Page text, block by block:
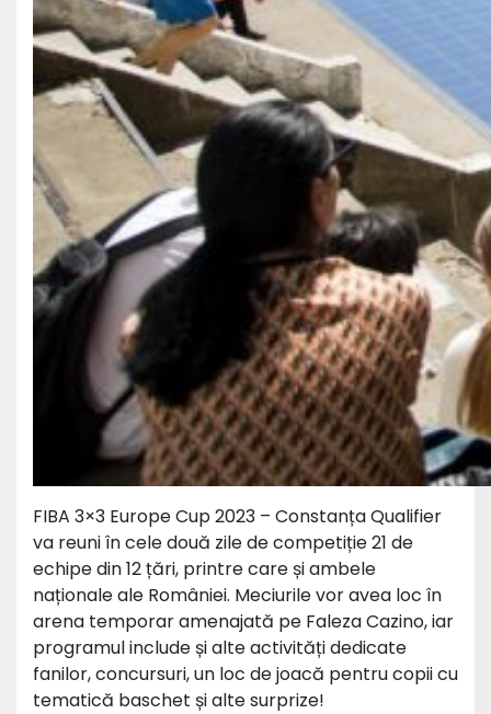
FIBA 3×3 Europe Cup 2023 – Constanța Qualifier
va reuni în cele două zile de competiție 21 de
echipe din 12 țări, printre care și ambele
naționale ale României. Meciurile vor avea loc în
arena temporar amenajată pe Faleza Cazino, iar
programul include și alte activități dedicate
fanilor, concursuri, un loc de joacă pentru copii cu
tematică baschet și alte surprize!